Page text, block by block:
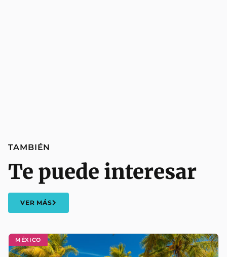
MÉXICO
TAMBIÉN
Te puede interesar
VER MÁS